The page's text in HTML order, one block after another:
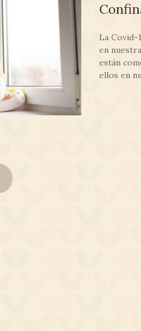
La Covid-
en
están
ellos en